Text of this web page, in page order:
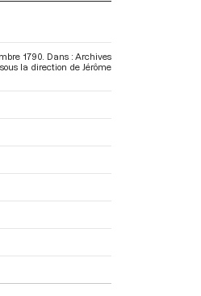
1790. Dans : Archives
, sous la direction de Jérôme